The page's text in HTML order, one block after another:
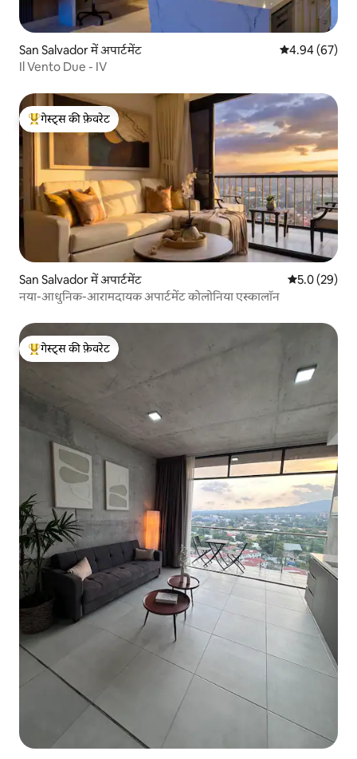
San Salvador में अपार्टमेंट औसत रेटिंग 5 में
4.94 (67)
Il Vento Due - IV
गेस्ट्स का टॉप फ़ेवरेट
गेस्ट्स की फ़ेवरेट
San Salvador में अपार्टमेंट औसत रेटिंग 5
5.0 (29)
नया-आधुनिक-आरामदायक अपार्टमेंट कोलोनिया एस्कालॉन
गेस्ट्स का टॉप फ़ेवरेट
गेस्ट्स की फ़ेवरेट